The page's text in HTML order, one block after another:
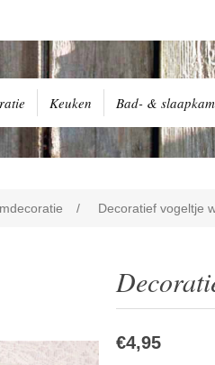
Keuken Bad- &
/ Decoratief vogeltje
€4,95